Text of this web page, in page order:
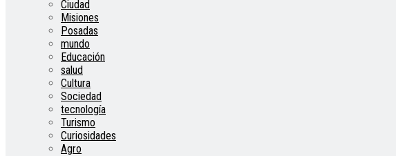
Ciudad
Misiones
Posadas
mundo
Educación
salud
Cultura
Sociedad
tecnología
Turismo
Curiosidades
Agro